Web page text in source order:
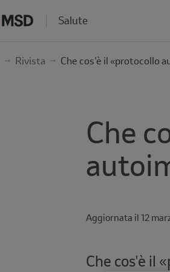
Salute
Rivista Che cos’è il «protocollo
Che
Aggiornata il 12
Time
Che cos'è il